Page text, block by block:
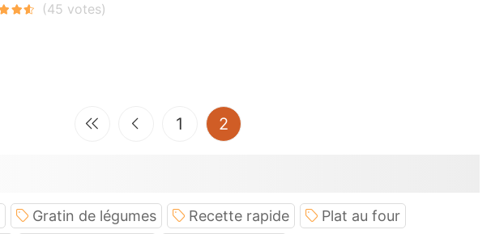
1 2(current)
Gratin de légumes Recette rapide
Plat au four